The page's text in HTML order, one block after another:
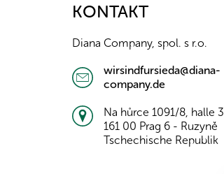
KONTAKT
Diana Company, spol. s r.o.
wirsindfursieda@diana-
company.de
Na hůrce 1091/8, halle 3
161 00 Prag 6 - Ruzyně
Tschechische Republik